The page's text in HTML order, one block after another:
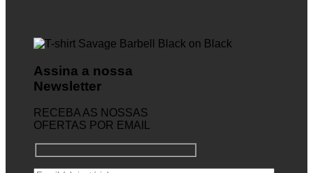
Assina a nossa
Newsletter
RECEBA AS NOSSAS
OFERTAS POR EMAIL